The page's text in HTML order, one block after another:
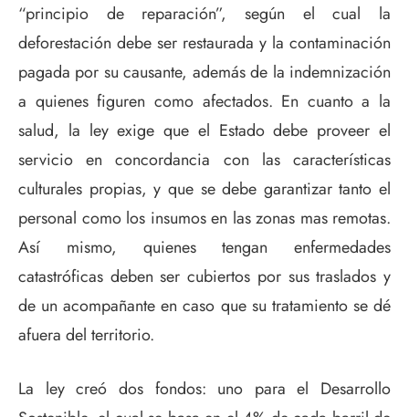
“principio de reparación”, según el cual la
deforestación debe ser restaurada y la contaminación
pagada por su causante, además de la indemnización
a quienes figuren como afectados. En cuanto a la
salud, la ley exige que el Estado debe proveer el
servicio en concordancia con las características
culturales propias, y que se debe garantizar tanto el
personal como los insumos en las zonas mas remotas.
Así mismo, quienes tengan enfermedades
catastróficas deben ser cubiertos por sus traslados y
de un acompañante en caso que su tratamiento se dé
afuera del territorio.
La ley creó dos fondos: uno para el Desarrollo